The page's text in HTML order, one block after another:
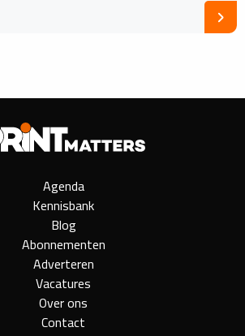
Agenda
Kennisbank
Blog
Abonnementen
Adverteren
Vacatures
Over ons
Contact